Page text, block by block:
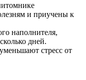
и приучены к
наполнителя,
дней.
стресс от